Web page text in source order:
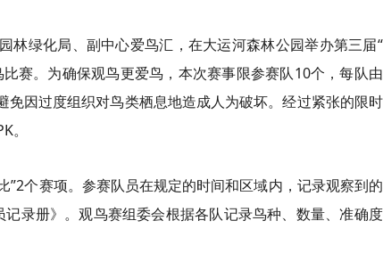
林绿化局、副中心爱鸟汇，在大运河森林公园举办第三届
赛。为确保观鸟更爱鸟，本次赛事限参赛队10个，每队
因过度组织对鸟类栖息地造成人为破坏。经过紧张的限
。
”2个赛项。参赛队员在规定的时间和区域内，记录观察到
录册》。观鸟赛组委会根据各队记录鸟种、数量、准确